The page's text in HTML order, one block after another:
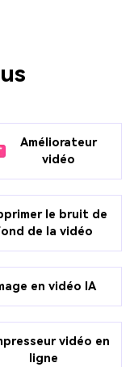
Améliorateur
vidéo
le bruit de
de la vidéo
en vidéo IA
vidéo en
ligne